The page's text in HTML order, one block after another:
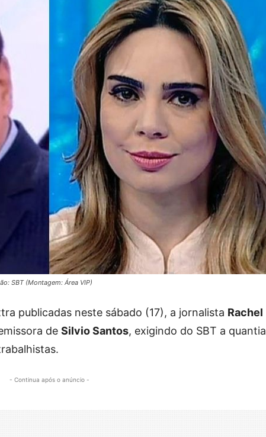
SBT (Montagem: Área VIP)
publicadas neste sábado (17), a jornalista Rachel
de Silvio Santos, exigindo do SBT a quantia
- Continua após o anúncio -